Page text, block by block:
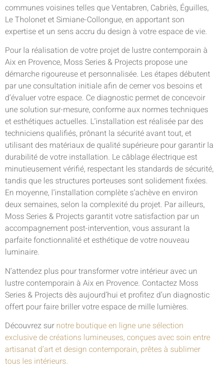
communes voisines telles que Ventabren, Cabriès, Éguilles,
Le Tholonet et Simiane-Collongue, en apportant son
expertise et un sens accru du design à votre espace de vie.
Pour la réalisation de votre projet de lustre contemporain à
Aix en Provence, Moss Series & Projects propose une
démarche rigoureuse et personnalisée. Les étapes débutent
par une consultation initiale afin de cerner vos besoins et
d’évaluer votre espace. Ce diagnostic permet de concevoir
une solution sur-mesure, conforme aux normes techniques
et esthétiques actuelles. L’installation est réalisée par des
techniciens qualifiés, prônant la sécurité avant tout, et
utilisant des matériaux de qualité supérieure pour garantir la
durabilité de votre installation. Le câblage électrique est
minutieusement vérifié, respectant les standards de sécurité,
tandis que les structures porteuses sont solidement fixées.
En moyenne, l’installation complète s’achève en environ
deux semaines, selon la complexité du projet. Par ailleurs,
Moss Series & Projects garantit votre satisfaction par un
accompagnement post-intervention, vous assurant la
parfaite fonctionnalité et esthétique de votre nouveau
luminaire.
N’attendez plus pour transformer votre intérieur avec un
lustre contemporain à Aix en Provence. Contactez Moss
Series & Projects dès aujourd’hui et profitez d’un diagnostic
offert pour faire briller votre espace de mille lumières.
Découvrez sur notre boutique en ligne une sélection
exclusive de créations lumineuses, conçues avec soin entre
artisanat d’art et design contemporain, prêtes à sublimer
tous les intérieurs.